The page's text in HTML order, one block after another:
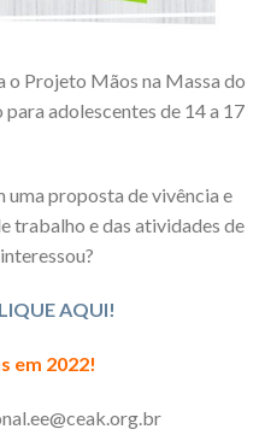
o Projeto Mãos na Massa do
adolescentes de 14 a 17
uma proposta de vivência e
trabalho e das atividades de
AQUI!
em 2022!